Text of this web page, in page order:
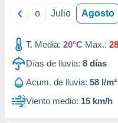
Junio Julio Agosto
T. Media: 20°C Max.:
Días de lluvia: 8 días
Acum. de lluvia: 58 l/m²
Viento medio: 15 km/h